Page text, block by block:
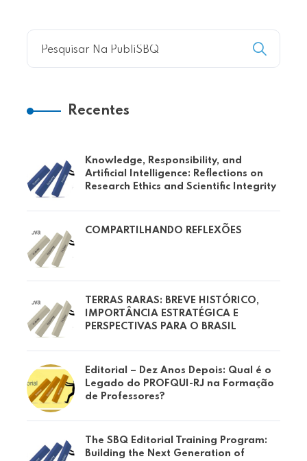
Recentes
Knowledge, Responsibility, and
Artificial Intelligence: Reflections on
Research Ethics and Scientific Integrity
COMPARTILHANDO REFLEXÕES
TERRAS RARAS: BREVE HISTÓRICO,
IMPORTÂNCIA ESTRATÉGICA E
PERSPECTIVAS PARA O BRASIL
Editorial – Dez Anos Depois: Qual é o
Legado do PROFQUI-RJ na Formação
de Professores?
The SBQ Editorial Training Program:
Building the Next Generation of